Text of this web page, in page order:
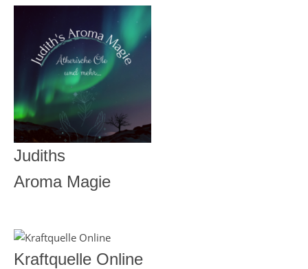
Judiths
Aroma Magie
Kraftquelle Online